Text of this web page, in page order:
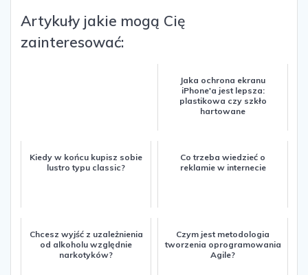
Artykuły jakie mogą Cię
zainteresować:
Jaka ochrona ekranu
iPhone'a jest lepsza:
plastikowa czy szkło
hartowane
Kiedy w końcu kupisz sobie
lustro typu classic?
Co trzeba wiedzieć o
reklamie w internecie
Chcesz wyjść z uzależnienia
od alkoholu względnie
narkotyków?
Czym jest metodologia
tworzenia oprogramowania
Agile?